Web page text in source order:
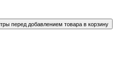
перед добавлением товара в корзину